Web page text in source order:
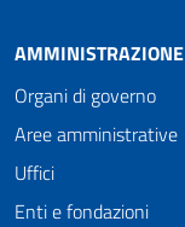
AMMINISTRAZIONE
Organi di governo
Aree amministrative
Uffici
Enti e fondazioni